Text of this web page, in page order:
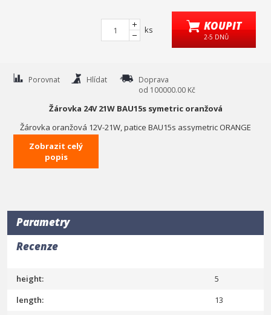
ks KOUPIT
2-5 DNŮ
Porovnat Hlídat
Doprava
od 100000.00 Kč
Žárovka 24V 21W BAU15s symetric oranžová
Žárovka oranžová 12V-21W, patice BAU15s assymetric ORANGE
Zobrazit celý
popis
Parametry
Recenze
height:
5
length:
13